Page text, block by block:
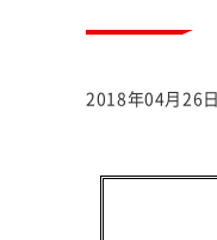
2018年04月26日